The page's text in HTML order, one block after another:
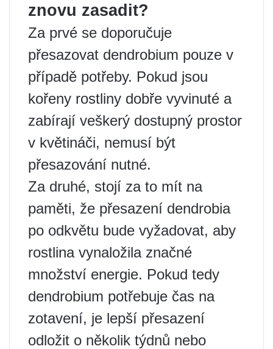
znovu zasadit?
Za prvé se doporučuje
přesazovat dendrobium pouze v
případě potřeby. Pokud jsou
kořeny rostliny dobře vyvinuté a
zabírají veškerý dostupný prostor
v květináči, nemusí být
přesazování nutné.
Za druhé, stojí za to mít na
paměti, že přesazení dendrobia
po odkvětu bude vyžadovat, aby
rostlina vynaložila značné
množství energie. Pokud tedy
dendrobium potřebuje čas na
zotavení, je lepší přesazení
odložit o několik týdnů nebo